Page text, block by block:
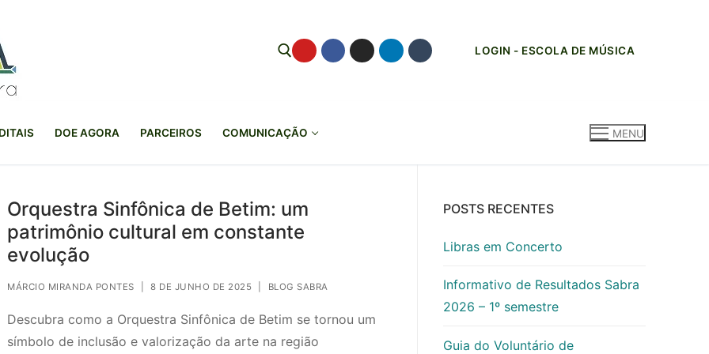
LOGIN - ESCOLA DE MÚSICA
DOE AGORA PARCEIROS COMUNICAÇÃO MENU
Orquestra Sinfônica de Betim: um
patrimônio cultural em constante
evolução
MÁRCIO MIRANDA PONTES 8 DE JUNHO DE 2025 BLOG SABRA
Descubra como a Orquestra Sinfônica de Betim se tornou um
símbolo de inclusão e valorização da arte na região
POSTS RECENTES
Libras em Concerto
Informativo de Resultados Sabra
2026 – 1º semestre
Guia do Voluntário de